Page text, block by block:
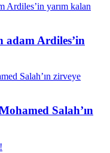
Ardiles’in
Salah’ın